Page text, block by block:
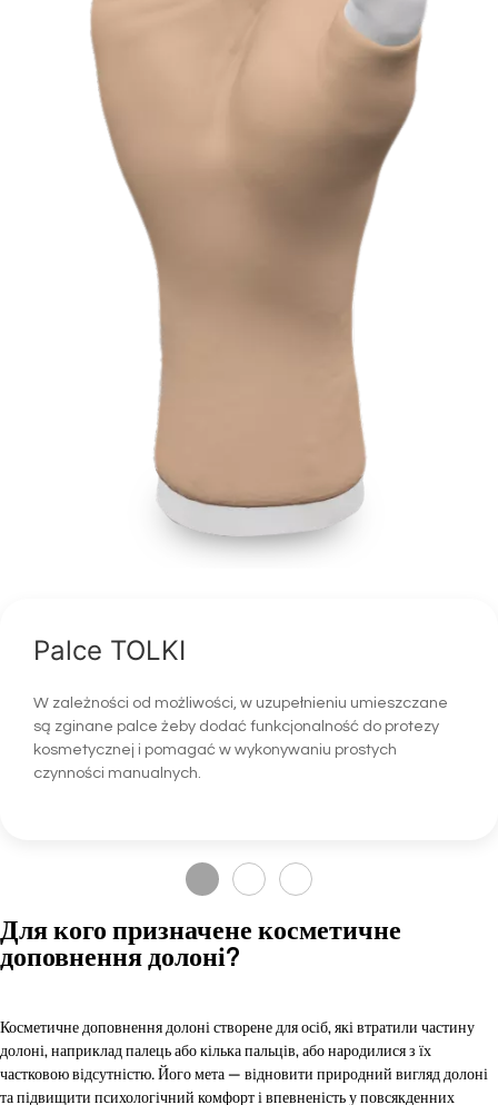
Palce TOLKI
W zależności od możliwości, w uzupełnieniu umieszczane
są zginane palce żeby dodać funkcjonalność do protezy
kosmetycznej i pomagać w wykonywaniu prostych
czynności manualnych.
Для кого призначене косметичне
доповнення долоні?
Косметичне доповнення долоні створене для осіб, які втратили частину
долоні, наприклад палець або кілька пальців, або народилися з їх
частковою відсутністю. Його мета — відновити природний вигляд долоні
та підвищити психологічний комфорт і впевненість у повсякденних